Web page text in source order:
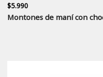
$5.990
Montones de maní con